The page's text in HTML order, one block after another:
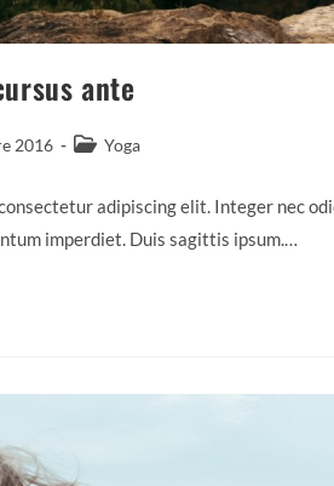
ante
2016
PostYoga
adipiscing elit. Integer nec
imperdiet. Duis sagittis ipsum.…